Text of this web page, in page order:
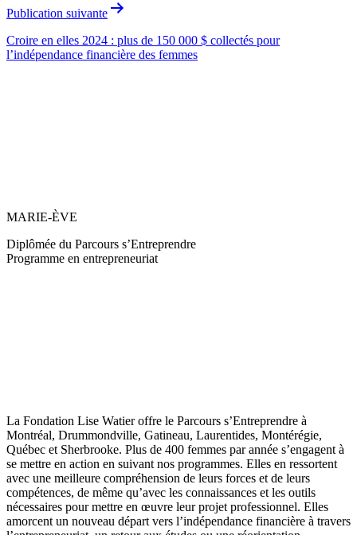
Publication suivante
Croire en elles 2024 : plus de 150 000 $ collectés pour
l’indépendance financière des femmes
MARIE-ÈVE
Diplômée du Parcours s’Entreprendre
Programme en entrepreneuriat
La Fondation Lise Watier offre le Parcours s’Entreprendre à
Montréal, Drummondville, Gatineau, Laurentides, Montérégie,
Québec et Sherbrooke. Plus de 400 femmes par année s’engagent à
se mettre en action en suivant nos programmes. Elles en ressortent
avec une meilleure compréhension de leurs forces et de leurs
compétences, de même qu’avec les connaissances et les outils
nécessaires pour mettre en œuvre leur projet professionnel. Elles
amorcent un nouveau départ vers l’indépendance financière à travers